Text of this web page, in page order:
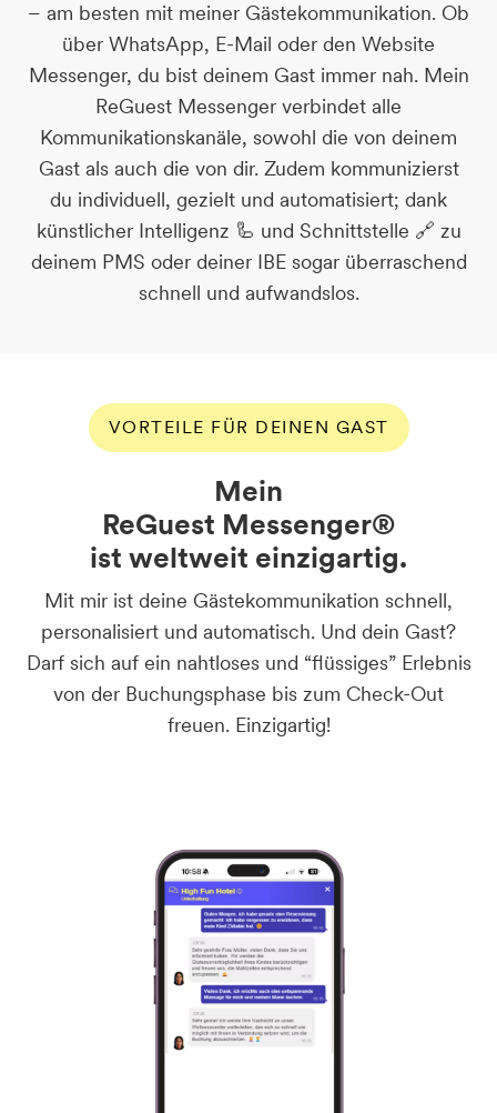
– am besten mit meiner Gästekommunikation. Ob
über WhatsApp, E-Mail oder den Website
Messenger, du bist deinem Gast immer nah. Mein
ReGuest Messenger verbindet alle
Kommunikationskanäle, sowohl die von deinem
Gast als auch die von dir. Zudem kommunizierst
du individuell, gezielt und automatisiert; dank
künstlicher Intelligenz 🦾 und Schnittstelle 🔗 zu
deinem PMS oder deiner IBE sogar überraschend
schnell und aufwandslos.
VORTEILE FÜR DEINEN GAST
Mein
ReGuest Messenger®
ist weltweit einzigartig.
Mit mir ist deine Gästekommunikation schnell,
personalisiert und automatisch. Und dein Gast?
Darf sich auf ein nahtloses und “flüssiges” Erlebnis
von der Buchungsphase bis zum Check-Out
freuen. Einzigartig!